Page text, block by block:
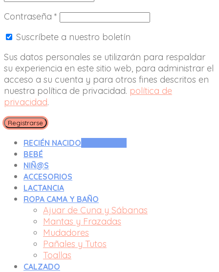
Contraseña *
Suscríbete a nuestro boletín
Sus datos personales se utilizarán para respaldar
su experiencia en este sitio web, para administrar el
acceso a su cuenta y para otros fines descritos en
nuestra política de privacidad. política de
privacidad.
Registrarse
RECIÉN NACIDO
BEBÉ
NIÑ@S
ACCESORIOS
LACTANCIA
ROPA CAMA Y BAÑO
Ajuar de Cuna y Sábanas
Mantas y Frazadas
Mudadores
Pañales y Tutos
Toallas
CALZADO